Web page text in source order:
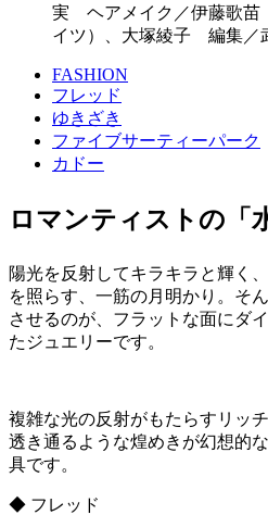
実 ヘアメイク／伊藤歌苗
イツ）、大塚綾子 編集／
FASHION
フレッド
ゆきざき
ファイブサーティーパーク
カドー
ロマンティストの「
陽光を反射してキラキラと輝く
を照らす、一筋の月明かり。そ
させるのが、フラットな面にダ
たジュエリーです。
複雑な光の反射がもたらすリッ
透き通るような煌めきが幻想的
具です。
◆ フレッド